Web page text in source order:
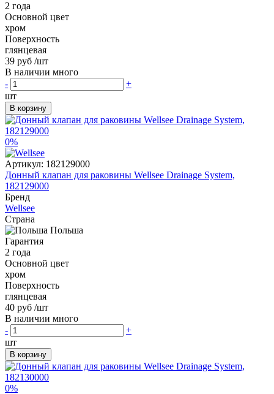
2 года
Основной цвет
хром
Поверхность
глянцевая
39 руб /шт
В наличии много
-
+
шт
В корзину
0%
Артикул: 182129000
Донный клапан для раковины Wellsee Drainage System,
182129000
Бренд
Wellsee
Страна
Польша
Гарантия
2 года
Основной цвет
хром
Поверхность
глянцевая
40 руб /шт
В наличии много
-
+
шт
В корзину
0%